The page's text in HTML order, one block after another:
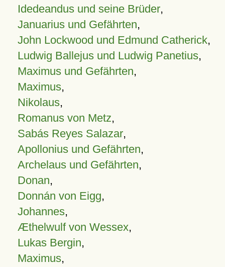
Idedeandus und seine Brüder,
Januarius und Gefährten,
John Lockwood und Edmund Catherick,
Ludwig Ballejus und Ludwig Panetius,
Maximus und Gefährten,
Maximus,
Nikolaus,
Romanus von Metz,
Sabás Reyes Salazar,
Apollonius und Gefährten,
Archelaus und Gefährten,
Donan,
Donnán von Eigg,
Johannes,
Æthelwulf von Wessex,
Lukas Bergin,
Maximus,